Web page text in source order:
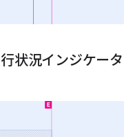
状況インジケータ